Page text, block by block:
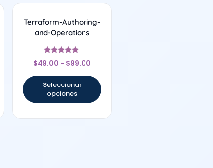
Terraform-Authoring-
and-Operations
Valorado
con
$49.00 - $99.00
Seleccionar
opciones